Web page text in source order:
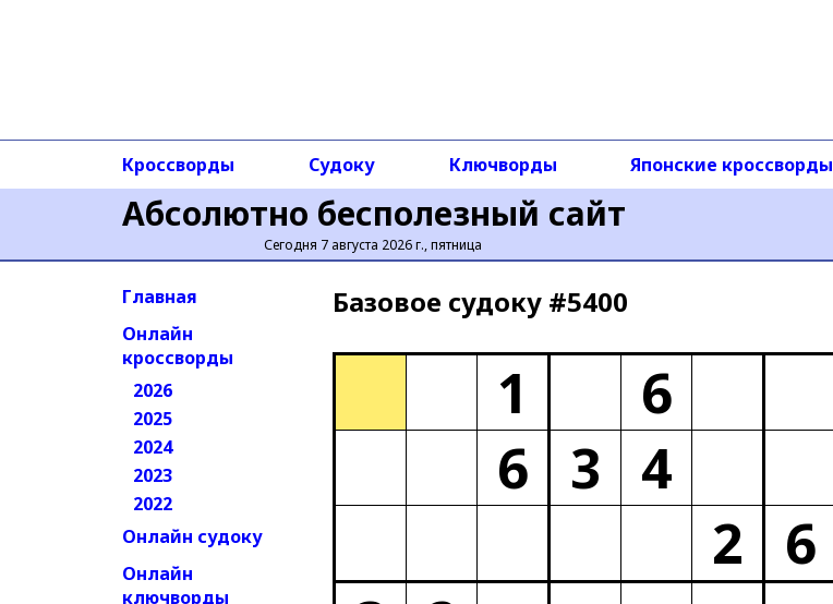
Абсолютно бесполезный сайт
Сегодня 7 августа 2026 г., пятница
Кроссворды Судоку Ключворды Японские кроссворды
Главная
Онлайн
кроссворды
2026
2025
2024
2023
2022
Онлайн судоку
Онлайн
ключворды
Базовое cудоку #5400
1 6
6
3 4
2
6